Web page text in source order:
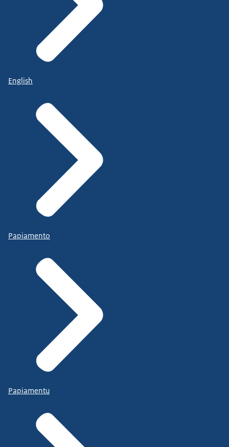
English
Papiamento
Papiamentu